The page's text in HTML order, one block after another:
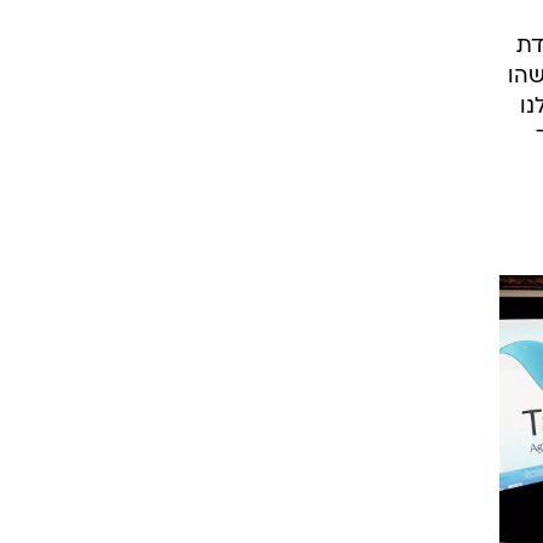
שנה מידי יום שישי בערוץ 1 יורדת